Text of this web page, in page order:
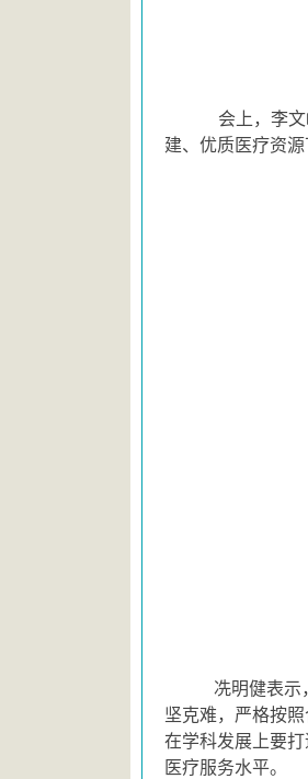
会上，李
建、优质医疗资
冼明健表示
坚克难，严格按
在学科发展上要
医疗服务水平。